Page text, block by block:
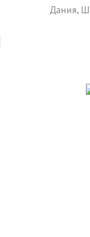
Дания,